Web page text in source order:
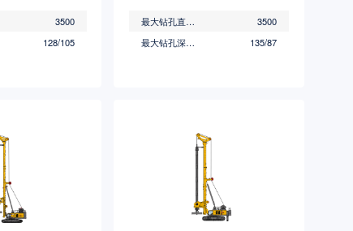
3500
128/105
最大钻孔直径(mm)
3500
最大钻孔深度(m)
135/87